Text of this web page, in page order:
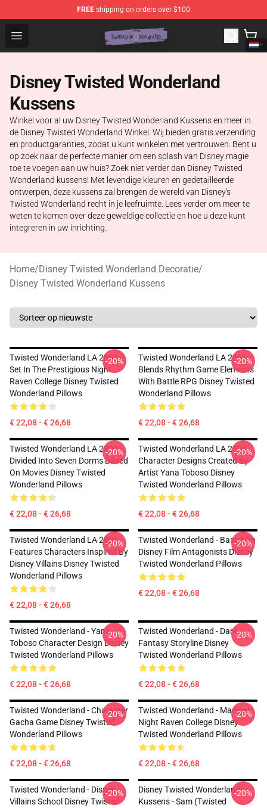
FREE shipping on orders over $100
Open menu
Twisted Wonderland Store - Official Twisted
Disney Twisted Wonderland
Kussens
Winkel voor al uw Disney Twisted Wonderland Kussens en meer in
de Disney Twisted Wonderland Winkel. Wij bieden gratis verzending
en productgaranties, zodat u kunt winkelen met vertrouwen. Bent u
op zoek naar de perfecte manier om een splash van Disney magie
toe te voegen aan uw huis? Zoek niet verder dan Disney Twisted
Wonderland kussens! Met levendige kleuren en gedetailleerde
ontwerpen, deze kussens zal brengen de wereld van Disney's
Twisted Wonderland recht in je leefruimte. Lees verder om meer te
weten te komen over deze geweldige collectie en hoe u deze kunt
integreren in uw inrichting.
Home/Disney Twisted Wonderland Decoratie/
Disney Twisted Wonderland Kussens
Twisted Wonderland LA 2801 -
Set In The Prestigious Night
Raven College Disney Twisted
Wonderland Pillows
€ 22,08 - € 26,68
-20%
Twisted Wonderland LA 2801 -
Blends Rhythm Game Elements
With Battle RPG Disney Twisted
Wonderland Pillows
€ 22,08 - € 26,68
-20%
Twisted Wonderland LA 2801 -
Divided Into Seven Dorms Based
On Movies Disney Twisted
Wonderland Pillows
€ 22,08 - € 26,68
-20%
Twisted Wonderland LA 2801 -
Character Designs Created By
Artist Yana Toboso Disney
Twisted Wonderland Pillows
€ 22,08 - € 26,68
-20%
Twisted Wonderland LA 2801 -
Features Characters Inspired By
Disney Villains Disney Twisted
Wonderland Pillows
€ 22,08 - € 26,68
-20%
Twisted Wonderland - Based On
Disney Film Antagonists Disney
Twisted Wonderland Pillows
€ 22,08 - € 26,68
-20%
Twisted Wonderland - Yana
Toboso Character Design Disney
Twisted Wonderland Pillows
€ 22,08 - € 26,68
-20%
Twisted Wonderland - Dark
Fantasy Storyline Disney
Twisted Wonderland Pillows
€ 22,08 - € 26,68
-20%
Twisted Wonderland - Character
Gacha Game Disney Twisted
Wonderland Pillows
€ 22,08 - € 26,68
-20%
Twisted Wonderland - Magical
Night Raven College Disney
Twisted Wonderland Pillows
€ 22,08 - € 26,68
-20%
Twisted Wonderland - Disney
Villains School Disney Twisted
-20%
Disney Twisted Wonderland
Kussens - Sam (Twisted
-20%